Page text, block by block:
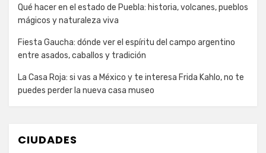
Qué hacer en el estado de Puebla: historia, volcanes, pueblos
mágicos y naturaleza viva
Fiesta Gaucha: dónde ver el espíritu del campo argentino
entre asados, caballos y tradición
La Casa Roja: si vas a México y te interesa Frida Kahlo, no te
puedes perder la nueva casa museo
CIUDADES